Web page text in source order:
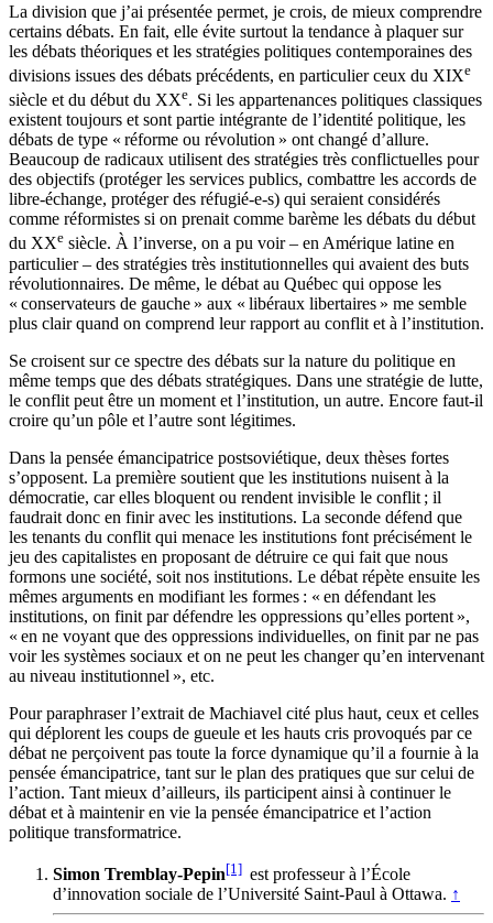
La division que j’ai présentée permet, je crois, de mieux comprendre
certains débats. En fait, elle évite surtout la tendance à plaquer sur
les débats théoriques et les stratégies politiques contemporaines des
divisions issues des débats précédents, en particulier ceux du XIXe
siècle et du début du XXe. Si les appartenances politiques classiques
existent toujours et sont partie intégrante de l’identité politique, les
débats de type « réforme ou révolution » ont changé d’allure.
Beaucoup de radicaux utilisent des stratégies très conflictuelles pour
des objectifs (protéger les services publics, combattre les accords de
libre-échange, protéger des réfugié-e-s) qui seraient considérés
comme réformistes si on prenait comme barème les débats du début
du XXe siècle. À l’inverse, on a pu voir – en Amérique latine en
particulier – des stratégies très institutionnelles qui avaient des buts
révolutionnaires. De même, le débat au Québec qui oppose les
« conservateurs de gauche » aux « libéraux libertaires » me semble
plus clair quand on comprend leur rapport au conflit et à l’institution.
Se croisent sur ce spectre des débats sur la nature du politique en
même temps que des débats stratégiques. Dans une stratégie de lutte,
le conflit peut être un moment et l’institution, un autre. Encore faut-il
croire qu’un pôle et l’autre sont légitimes.
Dans la pensée émancipatrice postsoviétique, deux thèses fortes
s’opposent. La première soutient que les institutions nuisent à la
démocratie, car elles bloquent ou rendent invisible le conflit ; il
faudrait donc en finir avec les institutions. La seconde défend que
les tenants du conflit qui menace les institutions font précisément le
jeu des capitalistes en proposant de détruire ce qui fait que nous
formons une société, soit nos institutions. Le débat répète ensuite les
mêmes arguments en modifiant les formes : « en défendant les
institutions, on finit par défendre les oppressions qu’elles portent »,
« en ne voyant que des oppressions individuelles, on finit par ne pas
voir les systèmes sociaux et on ne peut les changer qu’en intervenant
au niveau institutionnel », etc.
Pour paraphraser l’extrait de Machiavel cité plus haut, ceux et celles
qui déplorent les coups de gueule et les hauts cris provoqués par ce
débat ne perçoivent pas toute la force dynamique qu’il a fournie à la
pensée émancipatrice, tant sur le plan des pratiques que sur celui de
l’action. Tant mieux d’ailleurs, ils participent ainsi à continuer le
débat et à maintenir en vie la pensée émancipatrice et l’action
politique transformatrice.
Simon Tremblay-Pepin[1] est professeur à l’École
d’innovation sociale de l’Université Saint-Paul à Ottawa. ↑